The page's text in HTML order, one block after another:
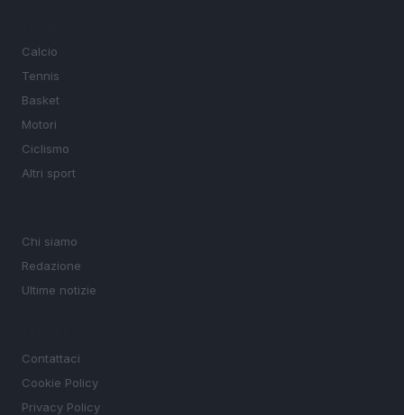
Calcio
Tennis
Basket
Motori
Ciclismo
Altri sport
Chi siamo
Redazione
Ultime notizie
Contattaci
Cookie Policy
Privacy Policy